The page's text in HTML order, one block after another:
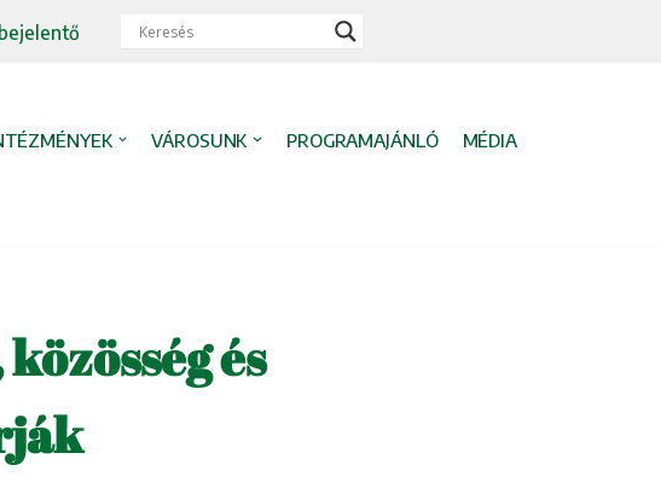
VÁROSUNK PROGRAMAJÁNLÓ
MÉDIA
és